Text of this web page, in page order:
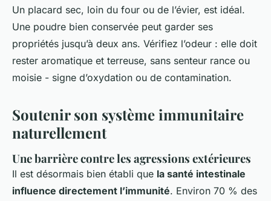
Un placard sec, loin du four ou de l’évier, est idéal.
Une poudre bien conservée peut garder ses
propriétés jusqu’à deux ans. Vérifiez l’odeur : elle doit
rester aromatique et terreuse, sans senteur rance ou
moisie - signe d’oxydation ou de contamination.
Soutenir son système immunitaire
naturellement
Une barrière contre les agressions extérieures
Il est désormais bien établi que la santé intestinale
influence directement l’immunité. Environ 70 % des